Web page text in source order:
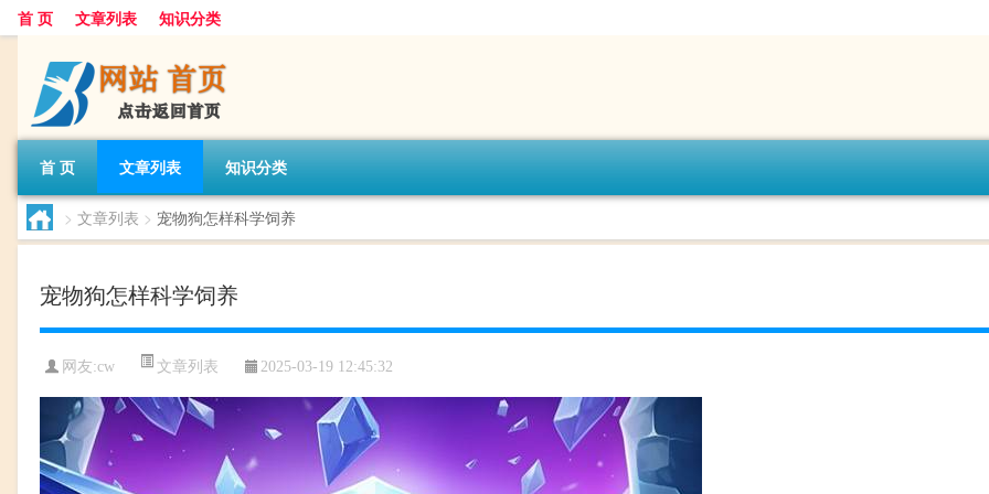
首 页 文章列表 知识分类
首 页 文章列表 知识分类
> 文章列表 > 宠物狗怎样科学饲养
宠物狗怎样科学饲养
网友:cw 文章列表 2025-03-19 12:45:32